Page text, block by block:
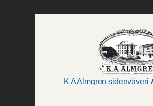
K A Almgren sidenväveri